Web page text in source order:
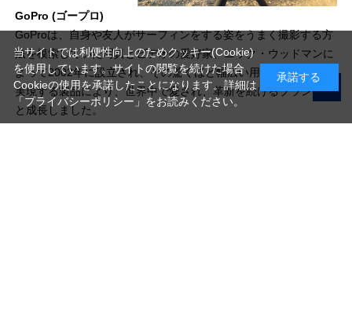
GoPro (ゴープロ)
GoProは、自身や友人がサーフィンをする姿をうまく撮影する方
法を模索していた写真とビデオの愛好家、ニック・ウッドマンに
よって2002年に設立され、その驚くほど幅広い用途と可能性を
実現する製品により、世界中で愛され、革新を続けるブランドへ
と成長しました。
当サイトでは利便性向上のためクッキー(Cookie)
を使用しています。サイトの閲覧を続けた場合
Cookieの使用を承諾したことになります。詳細は
「プライバシーポリシー」 をお読みください。
承諾する